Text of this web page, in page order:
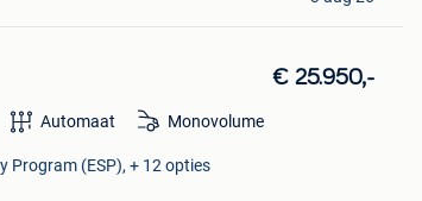
€ 25.950,-
Automaat Monovolume
Program (ESP), + 12 opties